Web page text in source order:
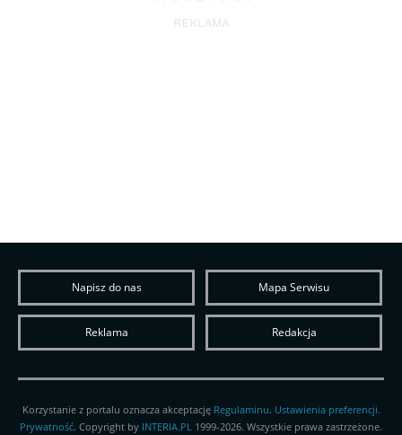
Napisz do nas Mapa Serwisu
Reklama Redakcja
Korzystanie z portalu oznacza akceptację Regulaminu. Ustawienia preferencji.
Prywatność. Copyright by INTERIA.PL 1999-2026. Wszystkie prawa zastrzeżone.